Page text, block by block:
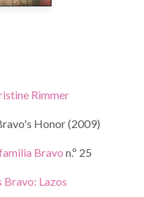
Rimmer
Honor (2009)
Bravo n.º 25
Bravo: Lazos